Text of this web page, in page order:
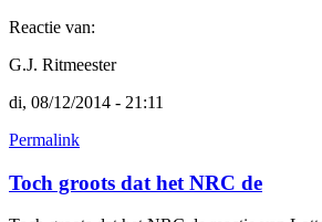
Reactie van:
G.J. Ritmeester
di, 08/12/2014 - 21:11
Permalink
Toch groots dat het NRC de